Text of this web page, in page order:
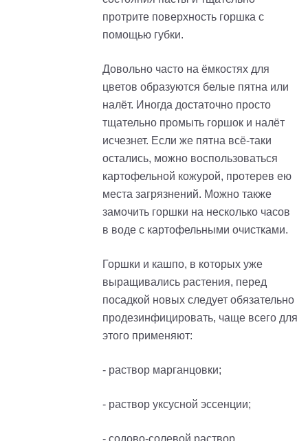
протрите поверхность горшка с
помощью губки.
Довольно часто на ёмкостях для
цветов образуются белые пятна или
налёт. Иногда достаточно просто
тщательно промыть горшок и налёт
исчезнет. Если же пятна всё-таки
остались, можно воспользоваться
картофельной кожурой, протерев ею
места загрязнений. Можно также
замочить горшки на несколько часов
в воде с картофельными очистками.
Горшки и кашпо, в которых уже
выращивались растения, перед
посадкой новых следует обязательно
продезинфицировать, чаще всего для
этого применяют:
- раствор марганцовки;
- раствор уксусной эссенции;
- содово-солевой раствор.